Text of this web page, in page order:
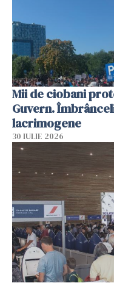
Mii de ciobani
Guvern.
lacrimogene
30 IULIE 2026